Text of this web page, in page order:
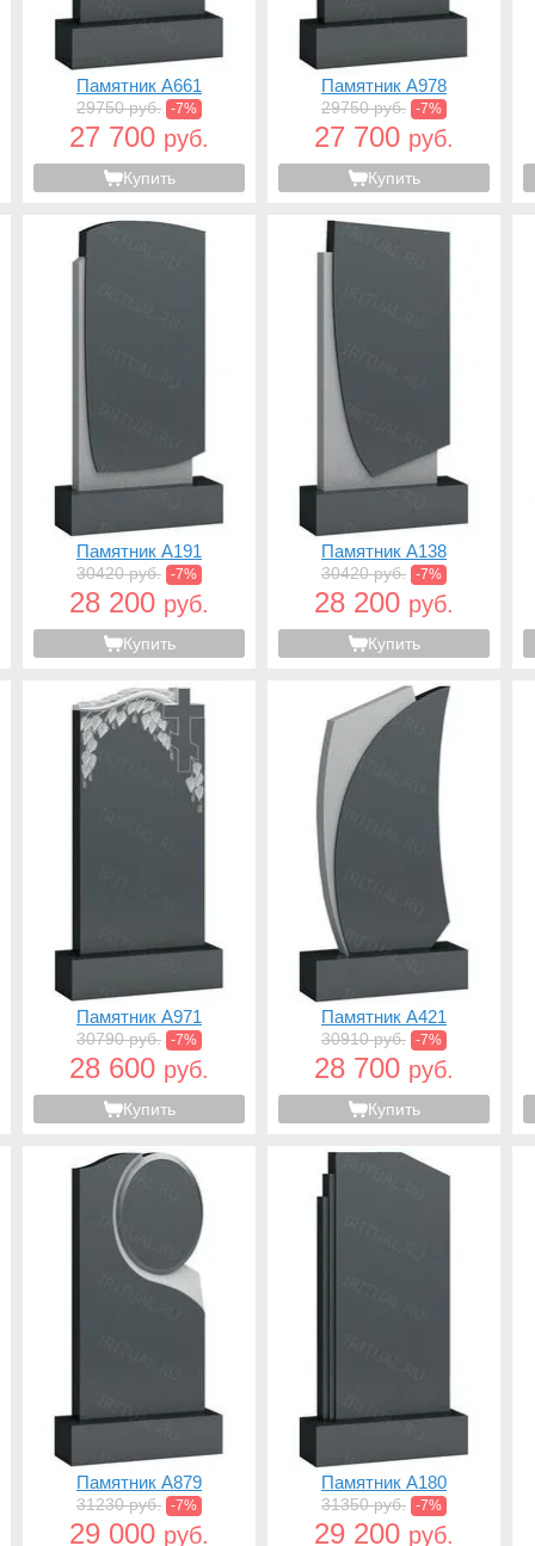
Памятник A661
29750 руб. -7%
27 700 руб.
Купить
Памятник A978
29750 руб. -7%
27 700 руб.
Купить
Памятник A191
30420 руб. -7%
28 200 руб.
Купить
Памятник A138
30420 руб. -7%
28 200 руб.
Купить
Памятник A971
30790 руб. -7%
28 600 руб.
Купить
Памятник A421
30910 руб. -7%
28 700 руб.
Купить
Памятник A879
31230 руб. -7%
29 000 руб.
Памятник A180
31350 руб. -7%
29 200 руб.